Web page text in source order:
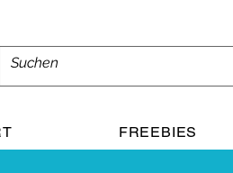
FREEBIES